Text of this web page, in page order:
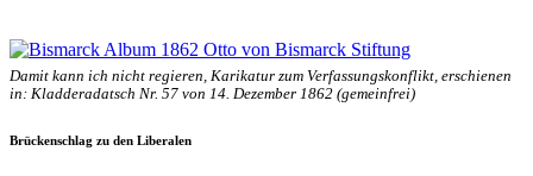
Damit kann ich nicht regieren, Karikatur zum Verfassungskonflikt, erschienen
in: Kladderadatsch Nr. 57 von 14. Dezember 1862 (gemeinfrei)
Brückenschlag zu den Liberalen